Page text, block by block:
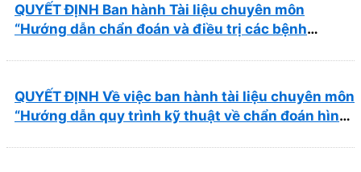
QUYẾT ĐỊNH Ban hành Tài liệu chuyên môn
“Hướng dẫn chẩn đoán và điều trị các bệnh
QUYẾT ĐỊNH Về việc ban hành tài liệu chuyên môn
“Hướng dẫn quy trình kỹ thuật về chẩn đoán hình